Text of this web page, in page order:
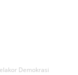
Demokrasi